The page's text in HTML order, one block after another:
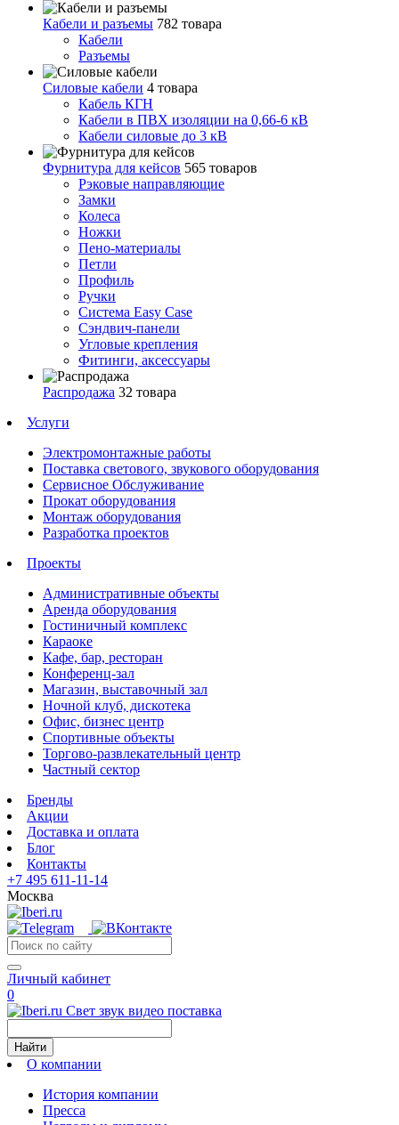
Кабели и разъемы 782 товара
Кабели
Разъемы
Силовые кабели 4 товара
Кабель КГН
Кабели в ПВХ изоляции на 0,66-6 кВ
Кабели силовые до 3 кВ
Фурнитура для кейсов 565 товаров
Рэковые направляющие
Замки
Колеса
Ножки
Пено-материалы
Петли
Профиль
Ручки
Система Easy Case
Сэндвич-панели
Угловые крепления
Фитинги, аксессуары
Распродажа 32 товара
Услуги
Электромонтажные работы
Поставка светового, звукового оборудования
Сервисное Обслуживание
Прокат оборудования
Монтаж оборудования
Разработка проектов
Проекты
Административные объекты
Аренда оборудования
Гостиничный комплекс
Караоке
Кафе, бар, ресторан
Конференц-зал
Магазин, выставочный зал
Ночной клуб, дискотека
Офис, бизнес центр
Спортивные объекты
Торгово-развлекательный центр
Частный сектор
Бренды
Акции
Доставка и оплата
Блог
Контакты
+7 495 611-11-14
Москва
Личный кабинет
0
Свет звук видео поставка
Найти
О компании
История компании
Пресса